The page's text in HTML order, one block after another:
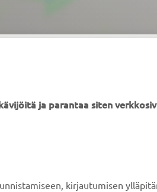
ja parantaa siten
kirjautumisen